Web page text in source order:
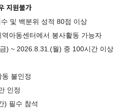
원불가
백분위 성적 80점 이상
동센터에서 봉사활동 가능자
2026.8.31.(월) 중 100시간 이상
불인정
인정
필수 참석